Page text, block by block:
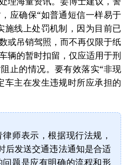
应确保“如普通短信一样易于
施线上处罚机制，因为目前已
或吊销驾照，而不再仅限于纸
辆的暂时扣留，仅应适用于刑
止的情况。要有效落实“非现
车主在发生违规时所应承担的
师表示，根据现行法规，
后发送交通违法通知是合适
题是应有明确的流程和形